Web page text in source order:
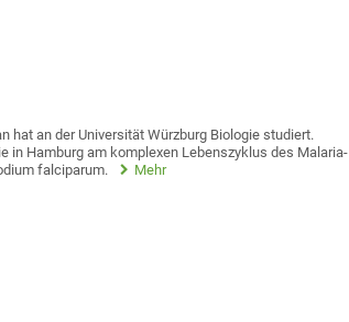
hat an der Universität Würzburg Biologie studiert.
in Hamburg am komplexen Lebenszyklus des Malaria-
falciparum.
Mehr